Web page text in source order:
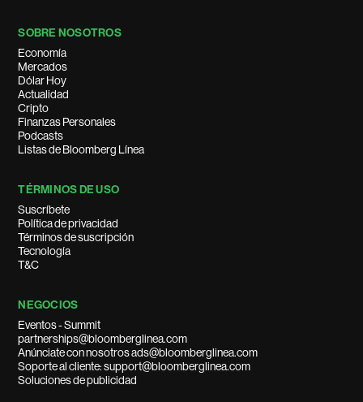
SOBRE NOSOTROS
Economía
Mercados
Dólar Hoy
Actualidad
Cripto
Finanzas Personales
Podcasts
Listas de Bloomberg Línea
TÉRMINOS DE USO
Suscríbete
Política de privacidad
Términos de suscripción
Tecnología
T&C
NEGOCIOS
Eventos - Summit
partnerships@bloomberglinea.com
Anúnciate con nosotros ads@bloomberglinea.com
Soporte al cliente: support@bloomberglinea.com
Soluciones de publicidad